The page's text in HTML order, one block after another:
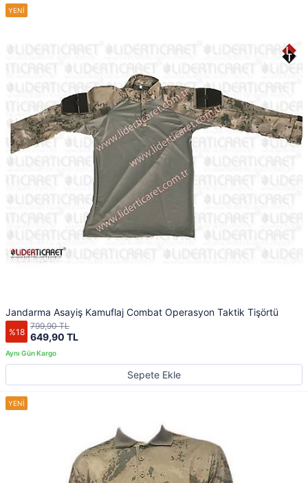
Jandarma Asayiş Kamuflaj Combat Operasyon Taktik Tişörtü
%18 649,90 TL
799,90 TL
Sepete Ekle